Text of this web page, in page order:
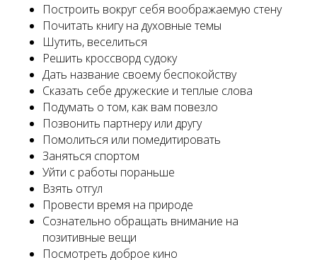
Построить вокруг себя воображаемую стену
Почитать книгу на духовные темы
Шутить, веселиться
Решить кроссворд судоку
Дать название своему беспокойству
Сказать себе дружеские и теплые слова
Подумать о том, как вам повезло
Позвонить партнеру или другу
Помолиться или помедитировать
Заняться спортом
Уйти с работы пораньше
Взять отгул
Провести время на природе
Сознательно обращать внимание на
позитивные вещи
Посмотреть доброе кино